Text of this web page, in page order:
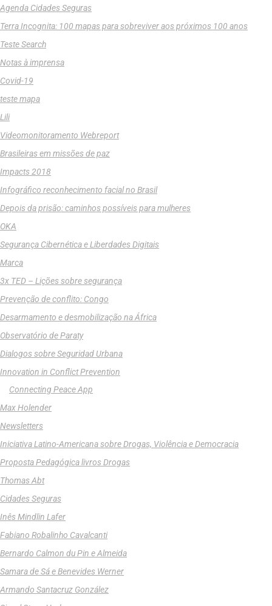
Agenda Cidades Seguras
Terra Incognita: 100 mapas para sobreviver aos próximos 100 anos
Teste Search
Notas à imprensa
Covid-19
teste mapa
Lili
Videomonitoramento Webreport
Brasileiras em missões de paz
Impacts 2018
Infográfico reconhecimento facial no Brasil
Depois da prisão: caminhos possíveis para mulheres
OKA
Segurança Cibernética e Liberdades Digitais
Marca
3x TED – Lições sobre segurança
Prevenção de conflito: Congo
Desarmamento e desmobilização na África
Observatório de Paraty
Dialogos sobre Seguridad Urbana
Innovation in Conflict Prevention
Connecting Peace App
Max Holender
Newsletters
Iniciativa Latino-Americana sobre Drogas, Violência e Democracia
Proposta Pedagógica livros Drogas
Thomas Abt
Cidades Seguras
Inês Mindlin Lafer
Fabiano Robalinho Cavalcanti
Bernardo Calmon du Pin e Almeida
Samara de Sá e Benevides Werner
Armando Santacruz González